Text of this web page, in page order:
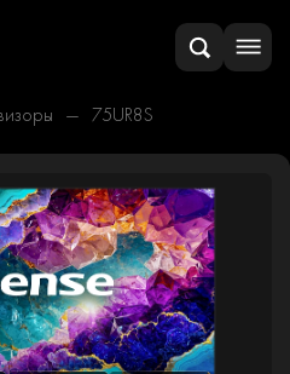
75UR8S